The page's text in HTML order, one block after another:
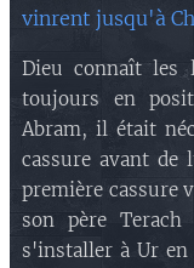
vinrent jusqu'à
Dieu connaît les
toujours en
Abram, il était
cassure avant de
première cassure
son père
s'installer à Ur en